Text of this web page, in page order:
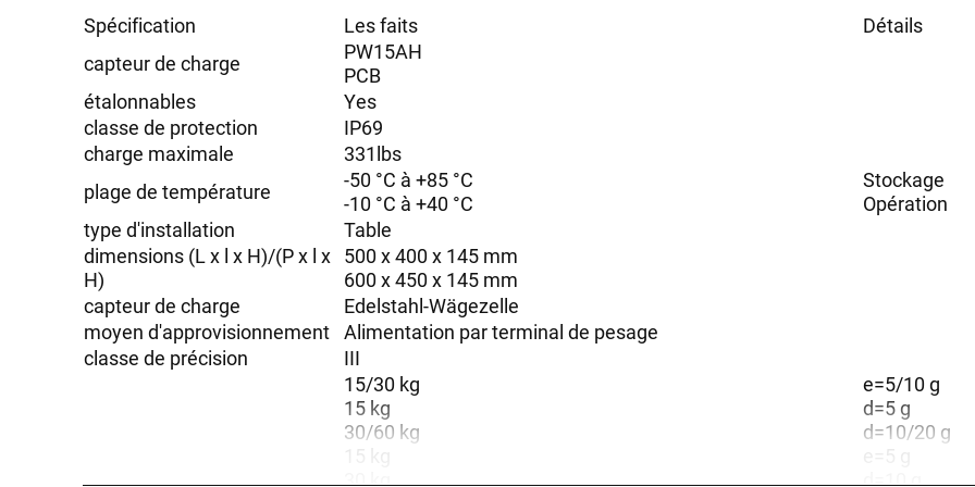
Spécification Les faits
Détails
capteur de charge
PW15AH
PCB
étalonnables
Yes
classe de protection
IP69
charge maximale
331lbs
plage de température
-50 °C à +85 °C
-10 °C à +40 °C
Stockage
Opération
type d'installation
Table
dimensions (L x l x H)/(P x l x
H)
500 x 400 x 145 mm
600 x 450 x 145 mm
capteur de charge
Edelstahl-Wägezelle
moyen d'approvisionnement Alimentation par terminal de pesage
classe de précision
III
15/30 kg
15 kg
30/60 kg
30 kg
e=5/10 g
d=5 g
d=10/20 g
d=10 g